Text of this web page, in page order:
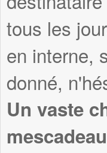
tous les
en interne,
donné,
Un vaste